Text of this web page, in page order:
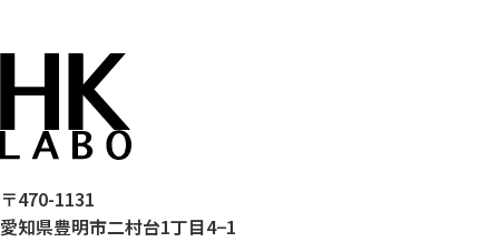
〒470-1131
愛知県豊明市二村台1丁目4−1